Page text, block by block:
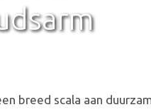
breed scala aan